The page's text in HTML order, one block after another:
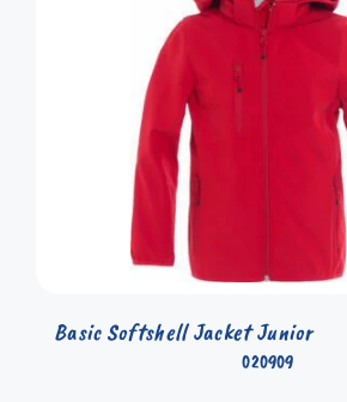
020909
Basic Softshell Jacket Junior